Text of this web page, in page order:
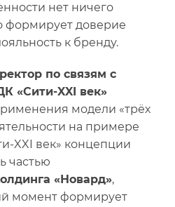
нет ничего
формирует доверие
к бренду.
по связям с
«Сити-XXI век»
модели «трёх
на примере
XXI век» концепции
частью
«Новард»,
момент формирует